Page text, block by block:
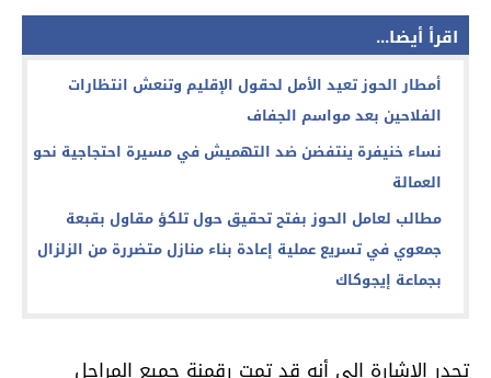
اقرأ أيضا...
أمطار الحوز تعيد الأمل لحقول الإقليم وتنعش انتظارات
الفلاحين بعد مواسم الجفاف
نساء خنيفرة ينتفضن ضد التهميش في مسيرة احتجاجية نحو
العمالة
مطالب لعامل الحوز بفتح تحقيق حول تلكؤ مقاول بقبعة
جمعوي في تسريع عملية إعادة بناء منازل متضررة من الزلزال
بجماعة إيجوكاك
تجدر الإشارة إلى أنه قد تمت رقمنة جميع المراحل